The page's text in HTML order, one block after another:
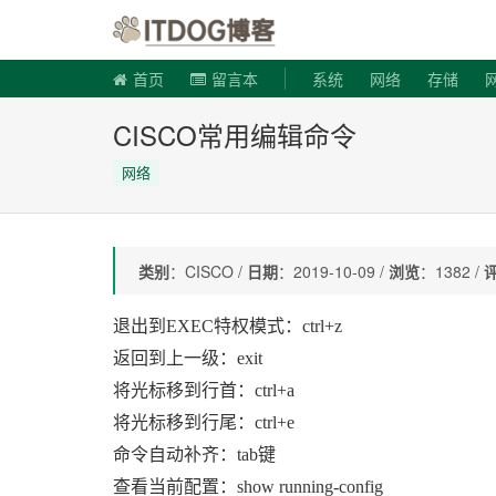
首页 留言本 系统 网络 存储
CISCO常用编辑命令
网络
类别：CISCO / 日期：2019-10-09 / 浏览：1382 /
退出到EXEC特权模式：ctrl+z
返回到上一级：exit
将光标移到行首：ctrl+a
将光标移到行尾：ctrl+e
命令自动补齐：tab键
查看当前配置：show running-config